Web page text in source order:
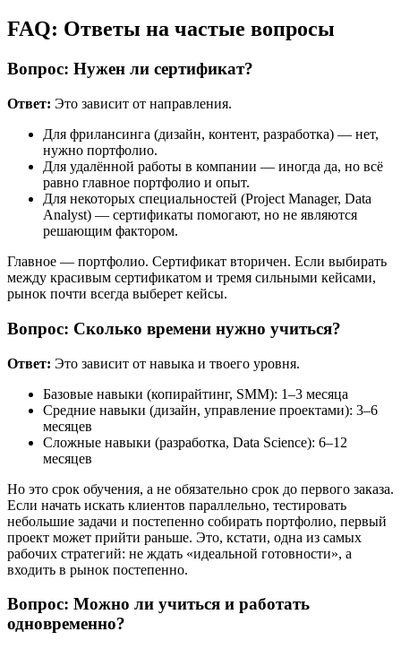
FAQ: Ответы на частые вопросы
Вопрос: Нужен ли сертификат?
Ответ: Это зависит от направления.
Для фрилансинга (дизайн, контент, разработка) — нет,
нужно портфолио.
Для удалённой работы в компании — иногда да, но всё
равно главное портфолио и опыт.
Для некоторых специальностей (Project Manager, Data
Analyst) — сертификаты помогают, но не являются
решающим фактором.
Главное — портфолио. Сертификат вторичен. Если выбирать
между красивым сертификатом и тремя сильными кейсами,
рынок почти всегда выберет кейсы.
Вопрос: Сколько времени нужно учиться?
Ответ: Это зависит от навыка и твоего уровня.
Базовые навыки (копирайтинг, SMM): 1–3 месяца
Средние навыки (дизайн, управление проектами): 3–6
месяцев
Сложные навыки (разработка, Data Science): 6–12
месяцев
Но это срок обучения, а не обязательно срок до первого заказа.
Если начать искать клиентов параллельно, тестировать
небольшие задачи и постепенно собирать портфолио, первый
проект может прийти раньше. Это, кстати, одна из самых
рабочих стратегий: не ждать «идеальной готовности», а
входить в рынок постепенно.
Вопрос: Можно ли учиться и работать
одновременно?